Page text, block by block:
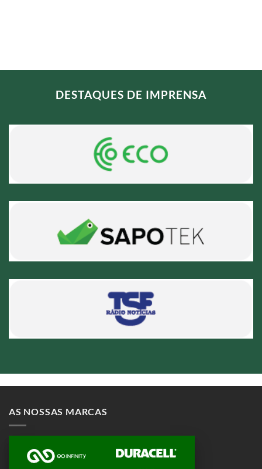
DESTAQUES DE IMPRENSA
AS NOSSAS MARCAS